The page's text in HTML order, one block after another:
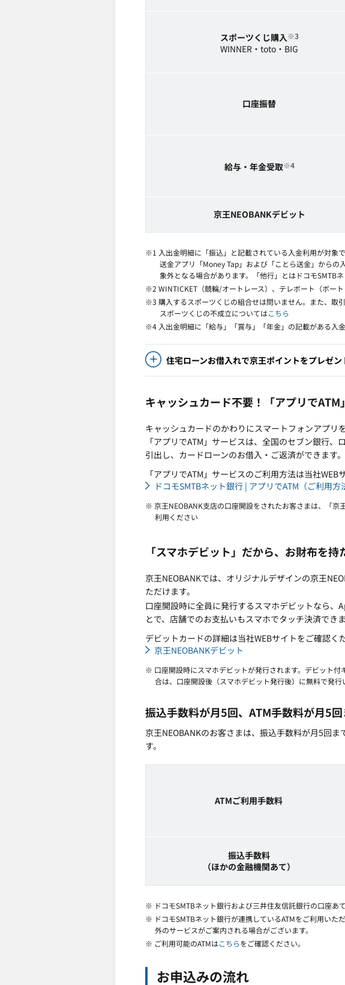
スポーツくじ購入※3
WINNER・toto・BIG
口座振替
給与・年金受取※4
京王NEOBANKデビット
※1 入出金明細に「振込」と記載されている入金利用が対象
送金アプリ「Money Tap」および「ことら送金」から
象外となる場合があります。「他行」とはドコモSMTB
※2 WINTICKET（競輪/オートレース）、テレボート（ボー
※3 購入するスポーツくじの組合せは問いません。また、取
スポーツくじの不成立についてはこちら
※4 入出金明細に「給与」「賞与」「年金」の記載がある入
住宅ローンお借入れで京王ポイントをプレゼン
キャッシュカード不要！「アプリでATM
キャッシュカードのかわりにスマートフォンアプリ
「アプリでATM」サービスは、全国のセブン銀行
引出し、カードローンのお借入・ご返済ができます。
「アプリでATM」サービスのご利用方法は当社WEB
ドコモSMTBネット銀行 | アプリでATM（ご利用方
※ 京王NEOBANK支店の口座開設をされたお客さまは、「京
利用ください
「スマホデビット」だから、お財布を持
京王NEOBANKでは、オリジナルデザインの京王
ただけます。
口座開設時に全員に発行するスマホデビットなら、
とで、店舗でのお支払いもスマホでタッチ決済できま
デビットカードの詳細は当社WEBサイトをご確認く
京王NEOBANKデビット
※ 口座開設時にスマホデビットが発行されます。デビット
合は、口座開設後（スマホデビット発行後）に無料で発行
振込手数料が月5回、ATM手数料が月5回
京王NEOBANKのお客さまは、振込手数料が月5回
す。
ATMご利用手数料
振込手数料
（ほかの金融機関あて）
※ ドコモSMTBネット銀行および三井住友信託銀行の口座あ
※ ドコモSMTBネット銀行が連携しているATMをご利用いた
外のサービスがご案内される場合がございます。
※ ご利用可能のATMはこちらをご確認ください。
お申込みの流れ